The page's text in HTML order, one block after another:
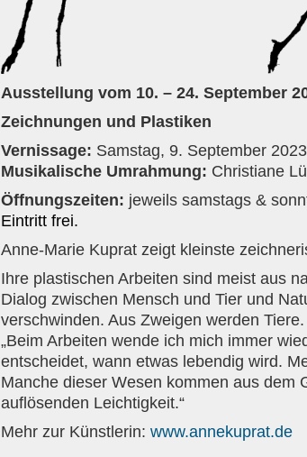
Ausstellung vom 10. – 24. September
Zeichnungen und Plastiken
Vernissage: Samstag, 9. September
Musikalische Umrahmung: Christiane
Öffnungszeiten: jeweils samstags &
Eintritt frei.
Anne-Marie Kuprat zeigt kleinste
Ihre plastischen Arbeiten sind meist aus
Dialog zwischen Mensch und Tier und
verschwinden. Aus Zweigen werden
„Beim Arbeiten wende ich mich immer
entscheidet, wann etwas lebendig wird.
Manche dieser Wesen kommen aus dem
auflösenden Leichtigkeit.“
Mehr zur Künstlerin: www.annekuprat.de